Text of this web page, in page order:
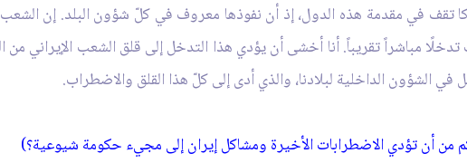
تقف في مقدمة هذه الدول، إذ أن نفوذها معروف في كلّ شؤون البلد. إن الشعب
تدخلًا مباشراً تقريباً. أنا أخشى أن يؤدي هذا التدخل إلى قلق الشعب
الشؤون الداخلية لبلادنا، والذي أدى إلى كلّ هذا القلق والاضطراب.
من أن تؤدي الاضطرابات الأخيرة ومشاكل إيران إلى مجي‏ء حكومة شيوعية؟)